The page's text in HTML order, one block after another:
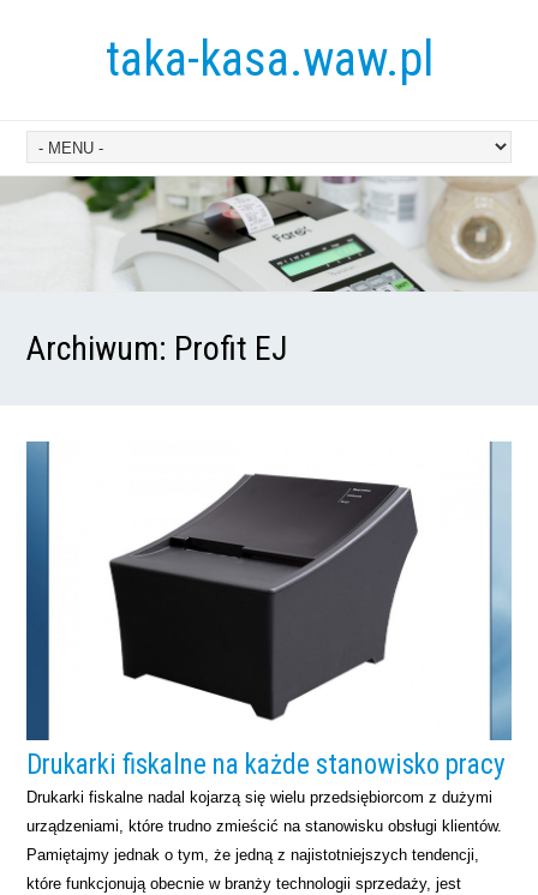
taka-kasa.waw.pl
Archiwum: Profit EJ
Drukarki fiskalne na każde stanowisko pracy
Drukarki fiskalne nadal kojarzą się wielu przedsiębiorcom z dużymi
urządzeniami, które trudno zmieścić na stanowisku obsługi klientów.
Pamiętajmy jednak o tym, że jedną z najistotniejszych tendencji,
które funkcjonują obecnie w branży technologii sprzedaży, jest